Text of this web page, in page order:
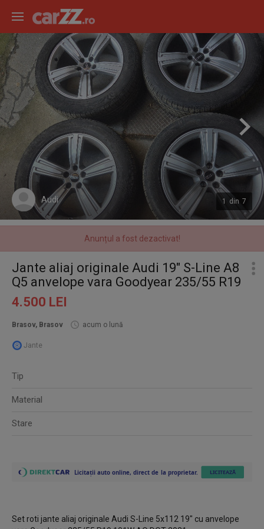
1 din 7
Anunțul a fost dezactivat!
Audi
Jante aliaj originale Audi 19" S-Line A8
Q5 anvelope vara Goodyear 235/55 R19
4.500 LEI
Brasov, Brasov acum o lună
Jante
Tip
Material
Stare
Set roti jante aliaj originale Audi S-Line 5x112 19" cu anvelope